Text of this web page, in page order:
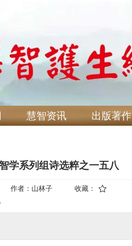
慧智资讯 出版著作
系列组诗选粹之一五八
作者： 山林子
收藏：